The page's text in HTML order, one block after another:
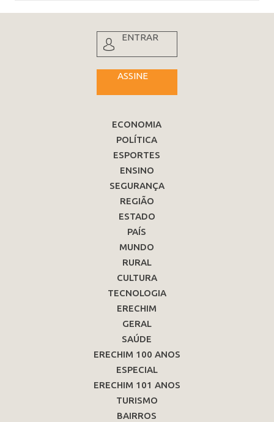
ENTRAR
ASSINE
ECONOMIA
POLÍTICA
ESPORTES
ENSINO
SEGURANÇA
REGIÃO
ESTADO
PAÍS
MUNDO
RURAL
CULTURA
TECNOLOGIA
ERECHIM
GERAL
SAÚDE
ERECHIM 100 ANOS
ESPECIAL
ERECHIM 101 ANOS
TURISMO
BAIRROS